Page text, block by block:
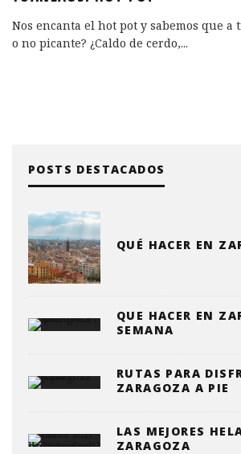
Nos encanta el hot pot y sabemos que a
o no picante? ¿Caldo de cerdo,...
POSTS DESTACADOS
QUÉ HACER EN
QUE HACER EN
SEMANA
RUTAS PARA
ZARAGOZA A PIE
LAS MEJORES
ZARAGOZA